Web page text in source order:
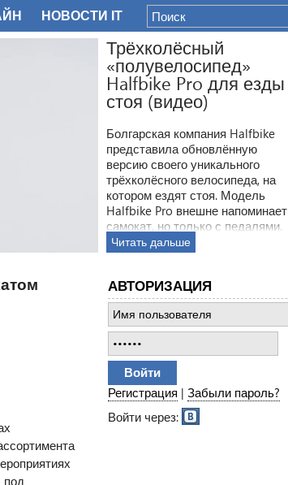
Трёхколёсный
«полувелосипед»
Halfbike Pro для езды
стоя (видео)
Болгарская компания Halfbike
представила обновлённую
версию своего уникального
трёхколёсного велосипеда, на
котором ездят стоя. Модель
Halfbike Pro внешне напоминает
самокат, но только с педалями.
Читать дальше
под
АВТОРИЗАЦИЯ
Регистрация | Забыли пароль?
Войти через:
НОВОСТИ IT